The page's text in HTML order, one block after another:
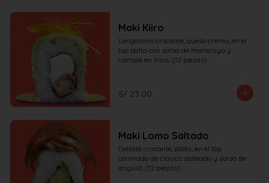
Maki Kiiro
Langostino crocante, queso crema, en el
top palta con salsa de maracuya y
camote en hilos. (12 piezas)
S/ 23.00
Maki Lomo Saltado
Cebolla crocante, palta, en el top
coronado de clásico salteado y salsa de
anguila (12 piezas)